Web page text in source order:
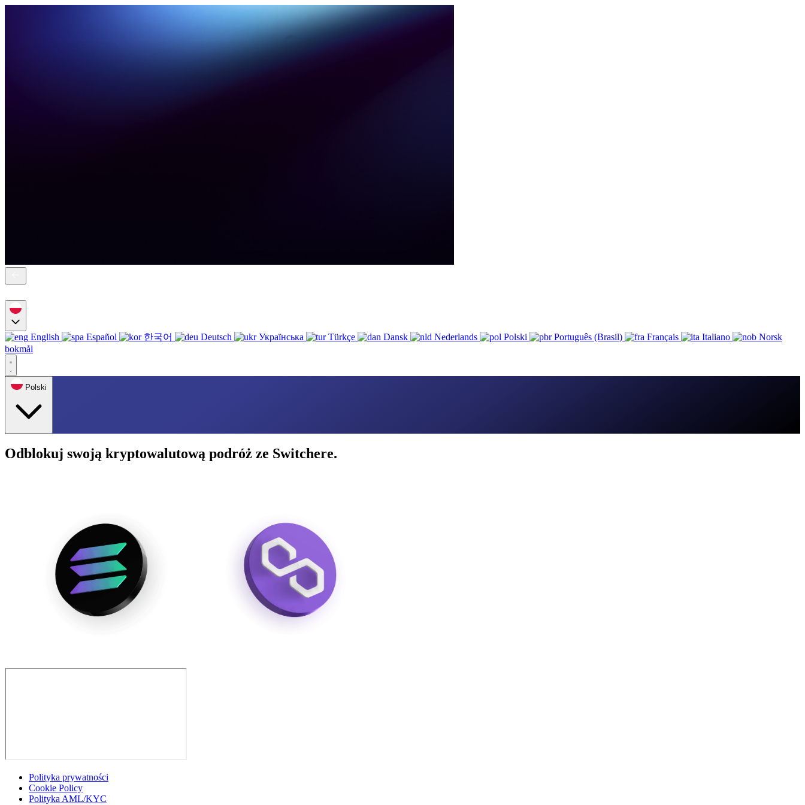
English Español 한국어 Deutsch Українська Türkçe Dansk Nederlands Polski Português (Brasil) Français Italiano
Norsk
bokmål
Polski
Odblokuj swoją kryptowalutową podróż ze Switchere.
Polityka prywatności
Cookie Policy
Polityka AML/KYC